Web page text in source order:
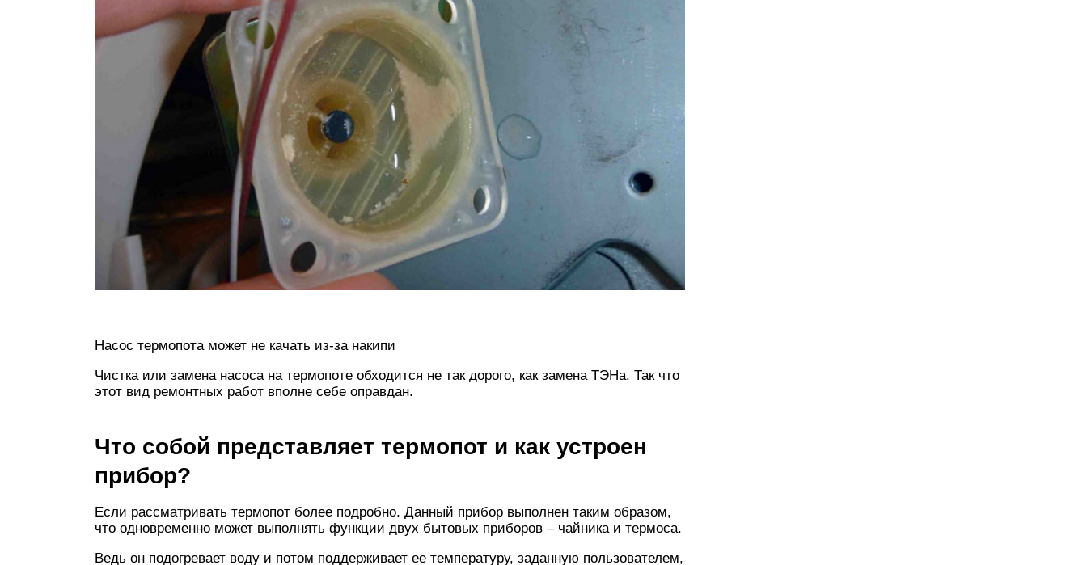
Насос термопота может не качать из-за накипи
Чистка или замена насоса на термопоте обходится не так дорого, как замена ТЭНа. Так что
этот вид ремонтных работ вполне себе оправдан.
Что собой представляет термопот и как устроен
прибор?
Если рассматривать термопот более подробно. Данный прибор выполнен таким образом,
что одновременно может выполнять функции двух бытовых приборов – чайника и термоса.
Ведь он подогревает воду и потом поддерживает ее температуру, заданную пользователем,